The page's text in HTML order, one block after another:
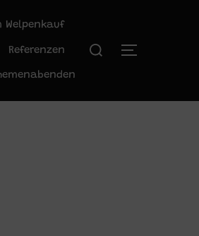
Welpenkauf
Referenzen
Suchen